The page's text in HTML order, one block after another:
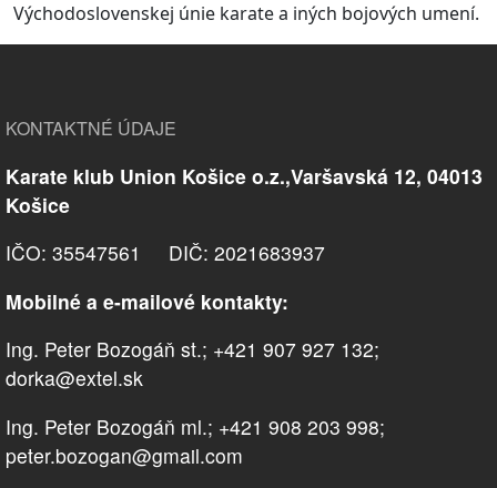
Východoslovenskej únie karate a iných bojových umení.
KONTAKTNÉ ÚDAJE
Karate klub Union Košice o.z.,Varšavská 12, 04013
Košice
IČO: 35547561 DIČ: 2021683937
Mobilné a e-mailové kontakty:
Ing. Peter Bozogáň st.; +421 907 927 132;
dorka@extel.sk
Ing. Peter Bozogáň ml.; +421 908 203 998;
peter.bozogan@gmail.com